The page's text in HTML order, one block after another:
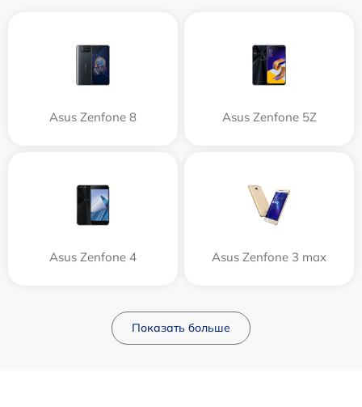
Asus Zenfone 8 Asus Zenfone 5Z
Asus Zenfone 4 Asus Zenfone 3 max
Показать больше